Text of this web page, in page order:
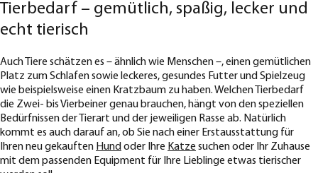
Tierbedarf – gemütlich, spaßig, lecker und
echt tierisch
Auch Tiere schätzen es – ähnlich wie Menschen –, einen gemütlichen
Platz zum Schlafen sowie leckeres, gesundes Futter und Spielzeug
wie beispielsweise einen Kratzbaum zu haben. Welchen Tierbedarf
die Zwei- bis Vierbeiner genau brauchen, hängt von den speziellen
Bedürfnissen der Tierart und der jeweiligen Rasse ab. Natürlich
kommt es auch darauf an, ob Sie nach einer Erstausstattung für
Ihren neu gekauften Hundoder Ihre Katze suchen oder Ihr Zuhause
mit dem passenden Equipment für Ihre Lieblinge etwas tierischer